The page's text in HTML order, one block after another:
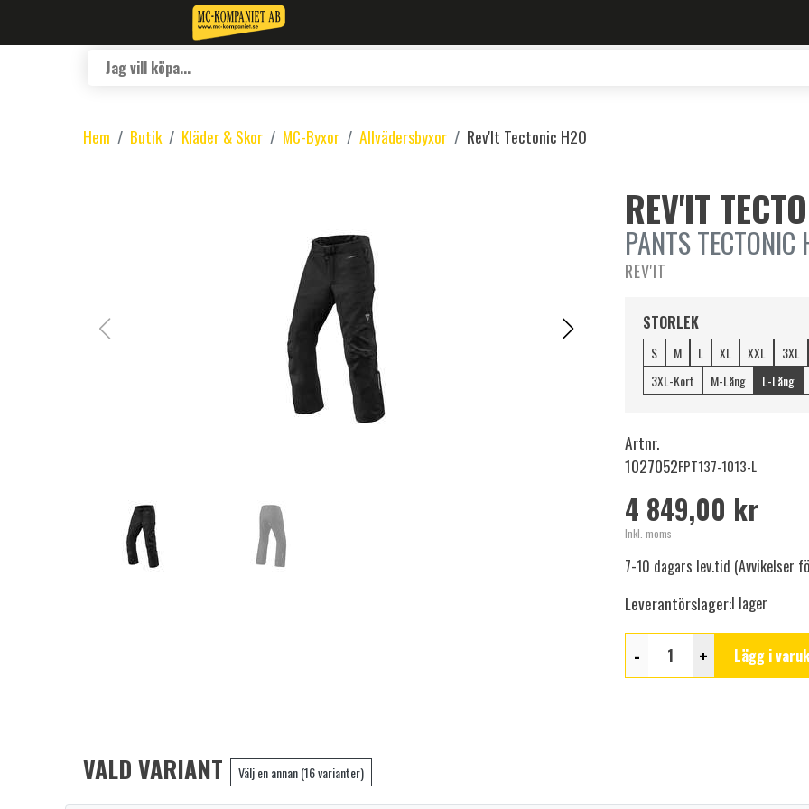
Hem Butik Kläder & Skor MC-Byxor Allvädersbyxor Rev'It Tectonic H2O
REV'IT
PANTS
REV'IT
STORLEK
S M L XL XXL 3XL
3XL-Kort
M-Lång L-Lång
Artnr.
1027052FPT137-1013-L
4 849,00 kr
Inkl. moms
7-10 dagars lev.tid (Avvikelser
Leverantörslager:I lager
- + Lägg i
VALD VARIANT Välj en annan (16 varianter)